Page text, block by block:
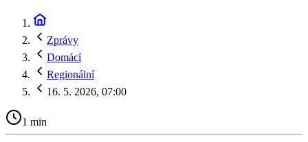
Zprávy
Domácí
Regionální
16. 5. 2026, 07:00
1 min